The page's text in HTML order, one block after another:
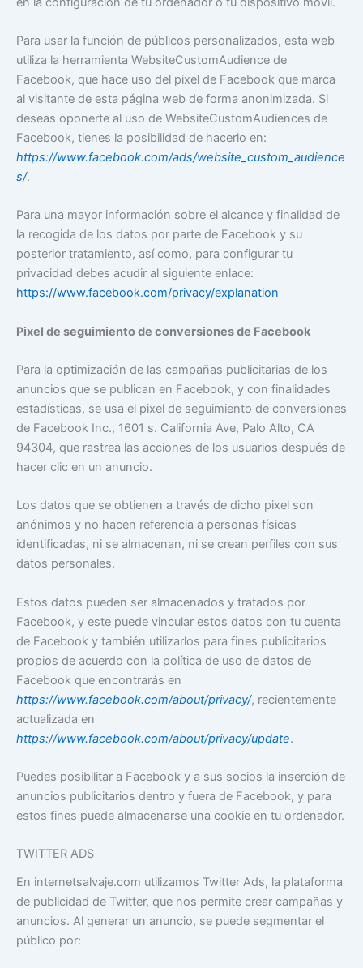
Para usar la función de públicos personalizados, esta web
utiliza la herramienta WebsiteCustomAudience de
Facebook, que hace uso del pixel de Facebook que marca
al visitante de esta página web de forma anonimizada. Si
deseas oponerte al uso de WebsiteCustomAudiences de
Facebook, tienes la posibilidad de hacerlo en:
https://www.facebook.com/ads/website_custom_audience
s/.
Para una mayor información sobre el alcance y finalidad de
la recogida de los datos por parte de Facebook y su
posterior tratamiento, así como, para configurar tu
privacidad debes acudir al siguiente enlace:
https://www.facebook.com/privacy/explanation
Pixel de seguimiento de conversiones de Facebook
Para la optimización de las campañas publicitarias de los
anuncios que se publican en Facebook, y con finalidades
estadísticas, se usa el pixel de seguimiento de conversiones
de Facebook Inc., 1601 s. California Ave, Palo Alto, CA
94304, que rastrea las acciones de los usuarios después de
hacer clic en un anuncio.
Los datos que se obtienen a través de dicho pixel son
anónimos y no hacen referencia a personas físicas
identificadas, ni se almacenan, ni se crean perfiles con sus
datos personales.
Estos datos pueden ser almacenados y tratados por
Facebook, y este puede vincular estos datos con tu cuenta
de Facebook y también utilizarlos para fines publicitarios
propios de acuerdo con la política de uso de datos de
Facebook que encontrarás en
https://www.facebook.com/about/privacy/, recientemente
actualizada en
https://www.facebook.com/about/privacy/update.
Puedes posibilitar a Facebook y a sus socios la inserción de
anuncios publicitarios dentro y fuera de Facebook, y para
estos fines puede almacenarse una cookie en tu ordenador.
TWITTER ADS
En internetsalvaje.com utilizamos Twitter Ads, la plataforma
de publicidad de Twitter, que nos permite crear campañas y
anuncios. Al generar un anuncio, se puede segmentar el
público por: